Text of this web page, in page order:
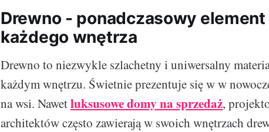
Drewno - ponadczasowy
każdego wnętrza
Drewno to niezwykle szlachetny i uniwersalny
każdym wnętrzu. Świetnie prezentuje się w w
na wsi. Nawetluksusowe domy na sprzedaż,
architektów często zawierają w swoich wnętrzach